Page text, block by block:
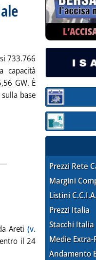
733.766
capacità
GW. È
base
'Batterie: lo stand-alone
Il 25 e 26 febbraio
mercoledì 29 gennaio 2025 alle
Areti (v.
il 24
locale, due sessioni
Sezione:
Sezione:
Prezzi Rete
Margini
Listini
Prezzi Italia
Stacchi Italia
Medie Extra-
Andamento